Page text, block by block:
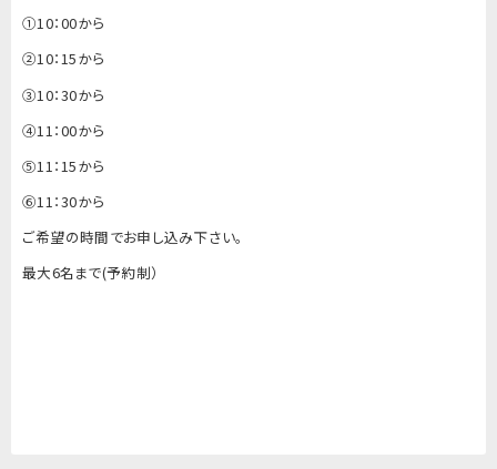
①10：00から
②10：15から
③10：30から
④11：00から
⑤11：15から
⑥11：30から
ご希望の時間でお申し込み下さい。
最大6名まで(予約制）